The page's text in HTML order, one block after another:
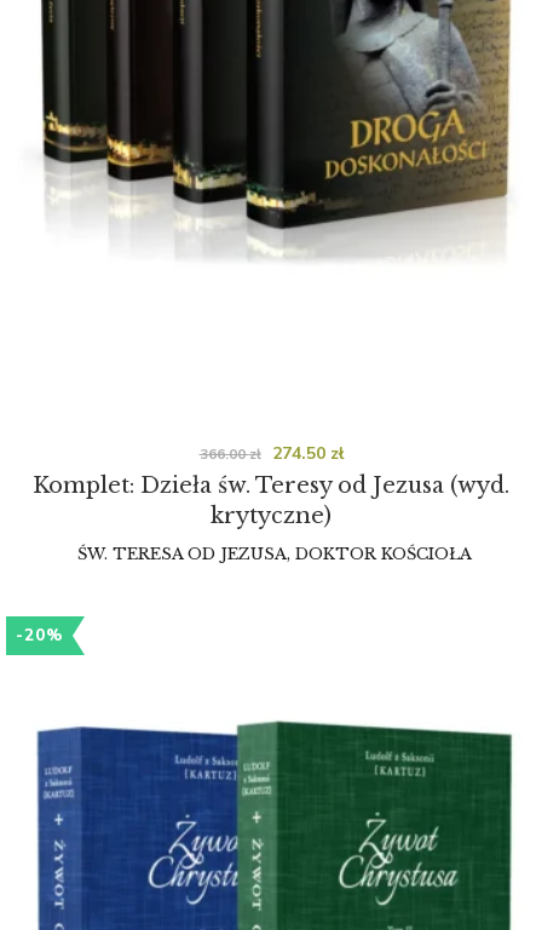
Komplet: Dzieła św. Teresy od Jezusa (wyd.
krytyczne)
ŚW. TERESA OD JEZUSA, DOKTOR KOŚCIOŁA
366.00zł 274.50 zł
-20%